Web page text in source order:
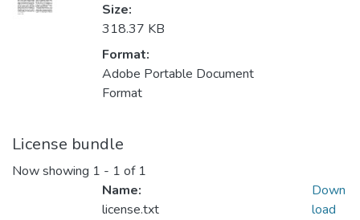
Size:
318.37 KB
Format:
Adobe Portable Document
Format
License bundle
Now showing 1 - 1 of 1
Name:
license.txt
Down
load